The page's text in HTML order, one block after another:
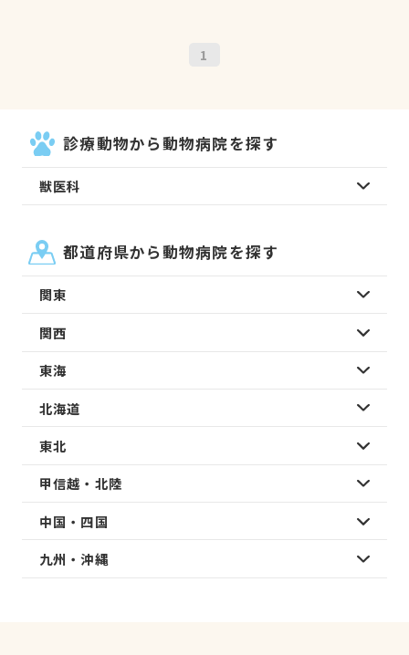
1
診療動物から動物病院を探す
獣医科
都道府県から動物病院を探す
関東
関西
東海
北海道
東北
甲信越・北陸
中国・四国
九州・沖縄